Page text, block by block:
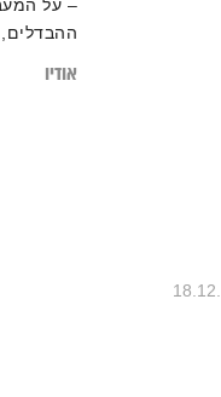
– על
ההבדלים,
אודיו